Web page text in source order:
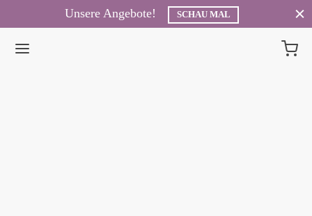
Unsere Angebote! SCHAU MAL